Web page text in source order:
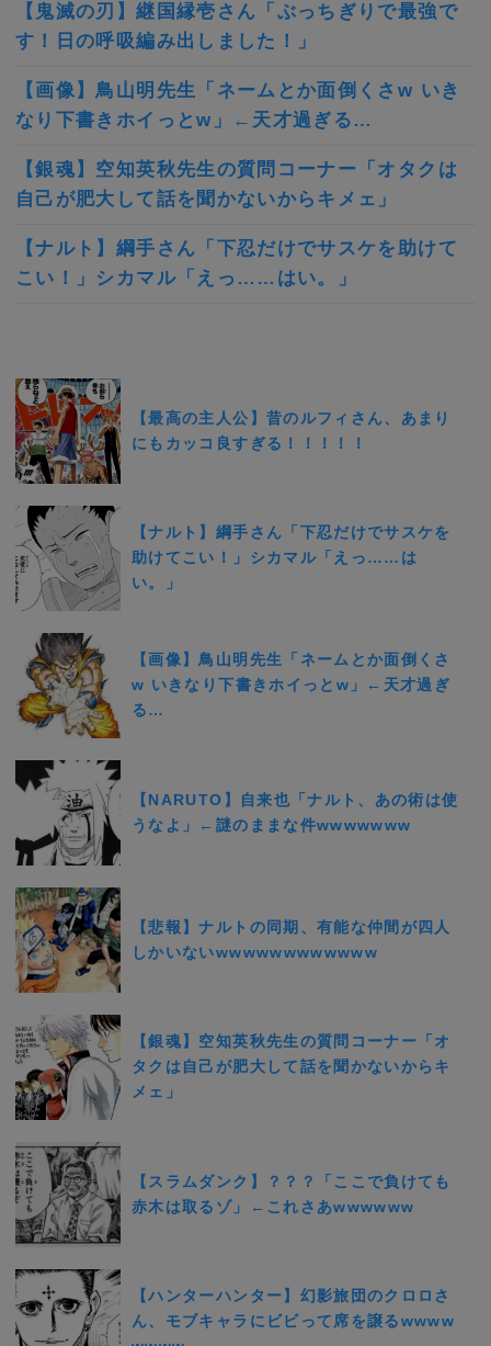
【鬼滅の刃】継国縁壱さん「ぶっちぎりで最強で
す！日の呼吸編み出しました！」
【画像】鳥山明先生「ネームとか面倒くさw いき
なり下書きホイっとw」←天才過ぎる…
【銀魂】空知英秋先生の質問コーナー「オタクは
自己が肥大して話を聞かないからキメェ」
【ナルト】綱手さん「下忍だけでサスケを助けて
こい！」シカマル「えっ……はい。」
【最高の主人公】昔のルフィさん、あまり
にもカッコ良すぎる！！！！！
【ナルト】綱手さん「下忍だけでサスケを
助けてこい！」シカマル「えっ……は
い。」
【画像】鳥山明先生「ネームとか面倒くさ
w いきなり下書きホイっとw」←天才過ぎ
る…
【NARUTO】自来也「ナルト、あの術は使
うなよ」←謎のままな件wwwwwww
【悲報】ナルトの同期、有能な仲間が四人
しかいないwwwwwwwwwwww
【銀魂】空知英秋先生の質問コーナー「オ
タクは自己が肥大して話を聞かないからキ
メェ」
【スラムダンク】？？？「ここで負けても
赤木は取るゾ」←これさあwwwwww
【ハンターハンター】幻影旅団のクロロさ
ん、モブキャラにビビって席を譲るwwww